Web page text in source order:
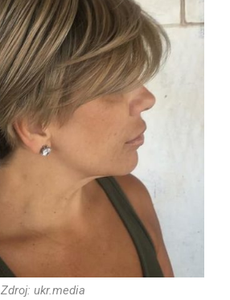
Zdroj: ukr.media